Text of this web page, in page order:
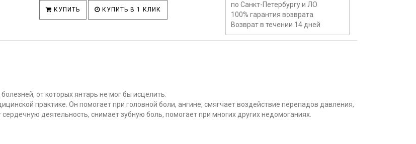
КУПИТЬ КУПИТЬ В 1 КЛИК
по Санкт-Петербургу и ЛО
100% гарантия возврата
Возврат в течении 14 дней
от которых янтарь не мог бы исцелить.
практике. Он помогает при головной боли, ангине, смягчает воздействие перепадов давления,
деятельность, снимает зубную боль, помогает при многих других недомоганиях.